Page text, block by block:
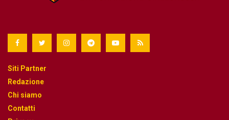
Siti Partner
Redazione
Chi siamo
Contatti